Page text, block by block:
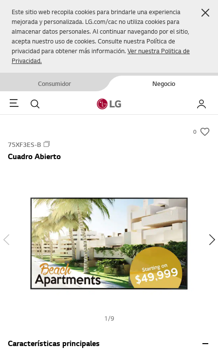
Este sitio web recopila cookies para brindarle una experiencia
mejorada y personalizada. LG.com/cac no utiliza cookies para
almacenar datos personales. Al continuar navegando por el sitio,
acepta nuestro uso de cookies. Consulte nuestra Política de
privacidad para obtener más información. Ver nuestra Politica de
Privacidad.
Consumidor Negocio
Menu Buscar Mi LG
0
s
75XF3ES-B
Cuadro Abierto
1 /9
Características principales